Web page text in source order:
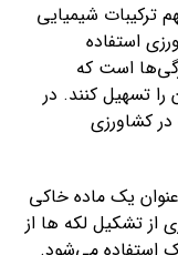
ترکیبات شیمیایی
استفاده
است که
تسهیل کنند. در
در کشاورزی
یک ماده خاکی
از تشکیل لکه ها از